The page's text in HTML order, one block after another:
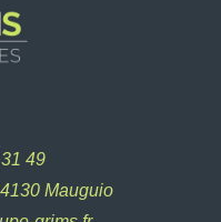
49
Mauguio